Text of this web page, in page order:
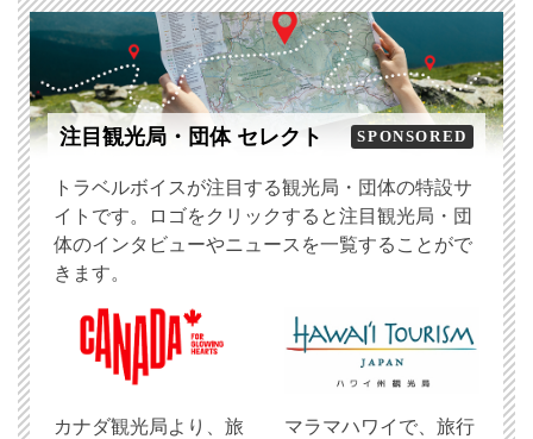
注目観光局・団体 セレクト SPONSORED
トラベルボイスが注目する観光局・団体の特設サ
イトです。ロゴをクリックすると注目観光局・団
体のインタビューやニュースを一覧することがで
きます。
​カナダ観光局より、旅
マラマハワイで、旅行